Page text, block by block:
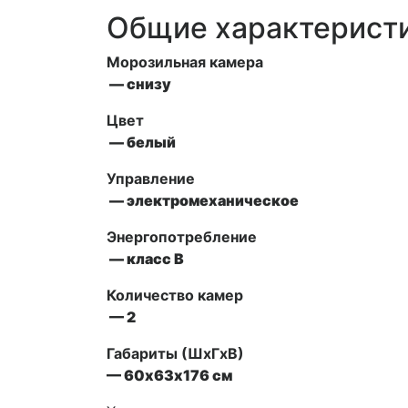
Общие
Морозильная камера
— снизу
Цвет
— белый
Управление
— электромеханическое
Энергопотребление
— класс В
Количество камер
— 2
Габариты (ШxГxВ)
— 60х63х176 см